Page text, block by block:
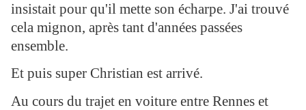
insistait pour qu'il mette son écharpe. J'ai trouvé
cela mignon, après tant d'années passées
ensemble.
Et puis super Christian est arrivé.
Au cours du trajet en voiture entre Rennes et